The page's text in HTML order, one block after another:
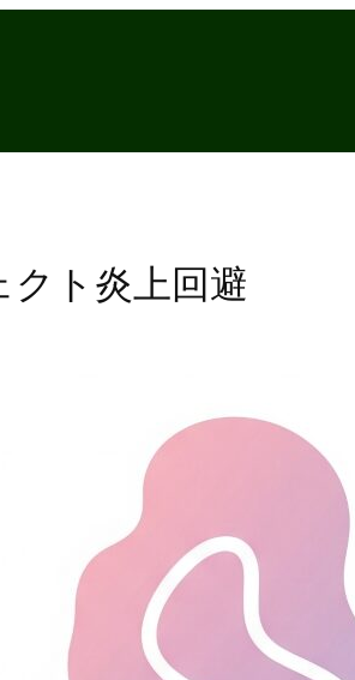
クト炎上回避